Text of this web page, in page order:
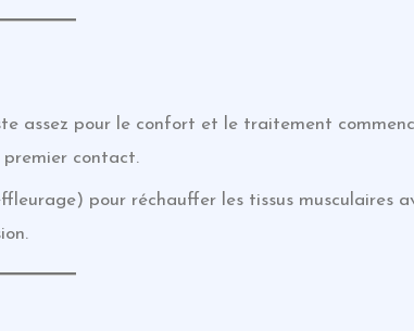
assez pour le confort et le traitement
contact.
pour réchauffer les tissus musculaires